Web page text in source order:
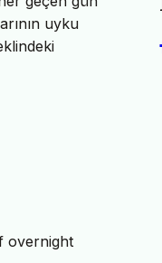
uyku
overnight